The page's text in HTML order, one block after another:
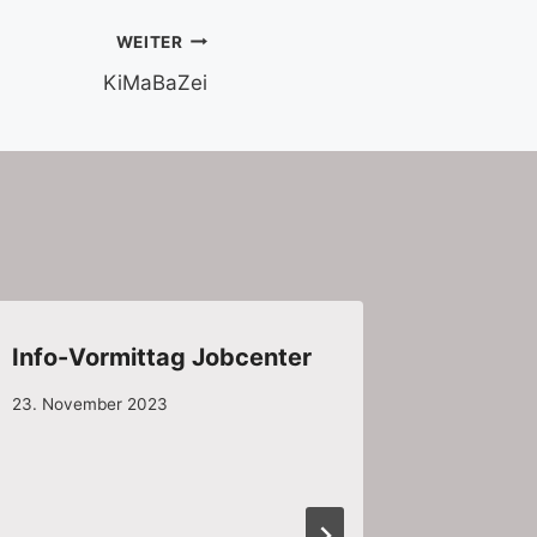
WEITER
KiMaBaZei
Info-Vormittag Jobcenter
23. November 2023